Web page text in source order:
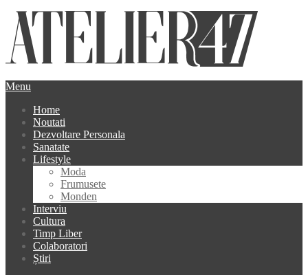
Menu
Home
Noutati
Dezvoltare Personala
Sanatate
Lifestyle
Moda
Frumusete
Monden
Interviu
Cultura
Timp Liber
Colaboratori
Știri